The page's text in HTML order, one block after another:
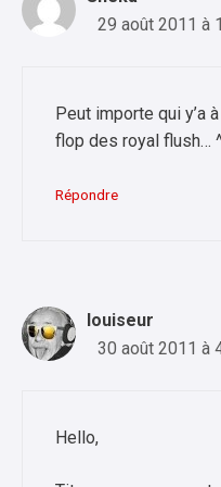
29 août 2011 à
Peut importe qui y’a
flop des royal flush…
Répondre
louiseur
30 août 2011 à
Hello,